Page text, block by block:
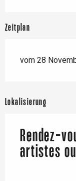
Zeitplan
vom 28
Lokalisierung
Rendez-
artistes